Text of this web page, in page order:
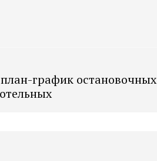
график остановочных